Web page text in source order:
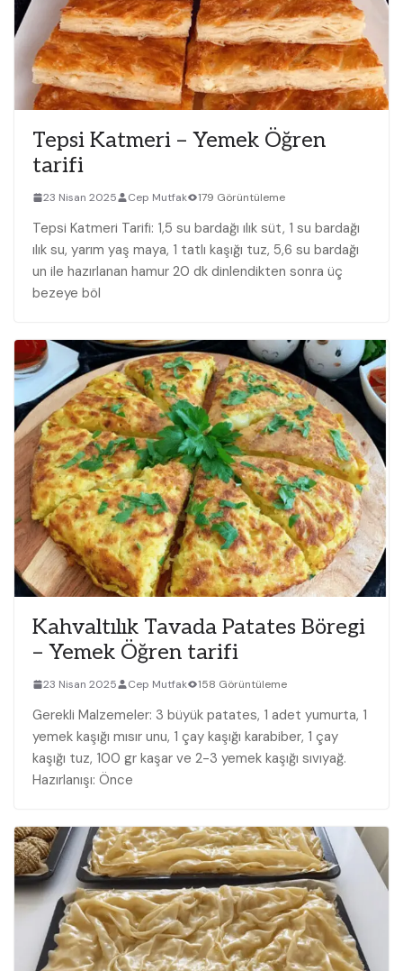
Tepsi Katmeri – Yemek Öğren
tarifi
23 Nisan 2025 Cep Mutfak 179 Görüntüleme
Tepsi Katmeri Tarifi: 1,5 su bardağı ılık süt, 1 su bardağı
ılık su, yarım yaş maya, 1 tatlı kaşığı tuz, 5,6 su bardağı
un ile hazırlanan hamur 20 dk dinlendikten sonra üç
bezeye böl
Kahvaltılık Tavada Patates Böregi
– Yemek Öğren tarifi
23 Nisan 2025 Cep Mutfak 158 Görüntüleme
Gerekli Malzemeler: 3 büyük patates, 1 adet yumurta, 1
yemek kaşığı mısır unu, 1 çay kaşığı karabiber, 1 çay
kaşığı tuz, 100 gr kaşar ve 2-3 yemek kaşığı sıvıyağ.
Hazırlanışı: Önce